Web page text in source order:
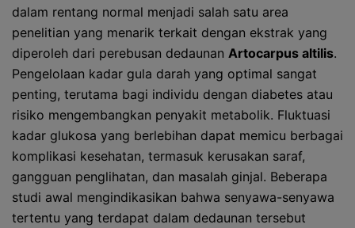
dalam rentang normal menjadi salah satu area
penelitian yang menarik terkait dengan ekstrak yang
diperoleh dari perebusan dedaunan Artocarpus altilis.
Pengelolaan kadar gula darah yang optimal sangat
penting, terutama bagi individu dengan diabetes atau
risiko mengembangkan penyakit metabolik. Fluktuasi
kadar glukosa yang berlebihan dapat memicu berbagai
komplikasi kesehatan, termasuk kerusakan saraf,
gangguan penglihatan, dan masalah ginjal. Beberapa
studi awal mengindikasikan bahwa senyawa-senyawa
tertentu yang terdapat dalam dedaunan tersebut